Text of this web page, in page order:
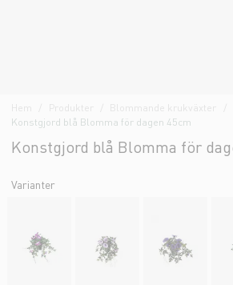
Hem Produkter
Blommande krukväxter
Konstgjord blå Blomma för dagen 45cm
Konstgjord blå Blomma för
Varianter